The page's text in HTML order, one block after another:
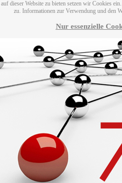
dieser Website zu bieten setzen wir Cookies
zu. Informationen zur Verwendung und den
Nur essenzielle